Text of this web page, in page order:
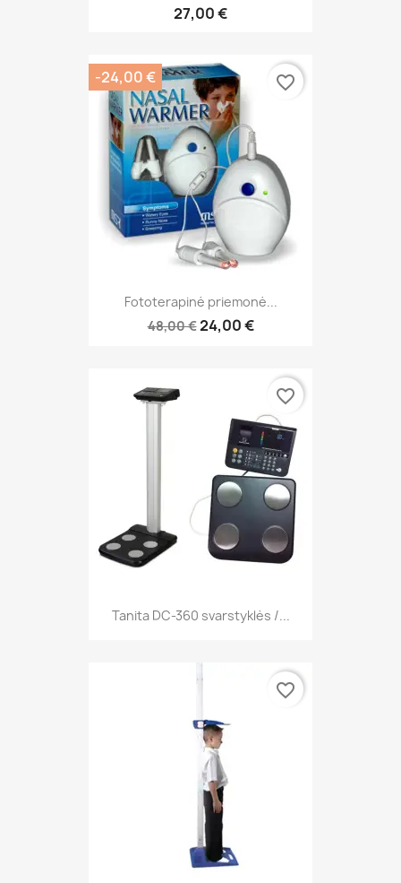
27,00 €
Fototerapinė priemonė...
48,00 €24,00 €
-24,00 € favorite_border
Tanita DC-360 svarstyklės /...
favorite_border
favorite_border